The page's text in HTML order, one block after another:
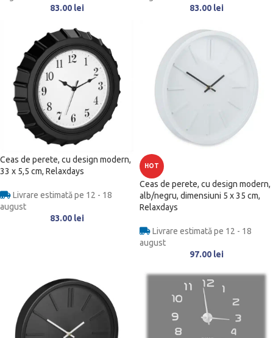
83.00 lei
83.00 lei
Ceas de perete, cu design modern,
33 x 5,5 cm, Relaxdays
Livrare estimată pe 12 - 18
august
83.00 lei
HOT
Ceas de perete, cu design modern,
alb/negru, dimensiuni 5 x 35 cm,
Relaxdays
Livrare estimată pe 12 - 18
august
97.00 lei